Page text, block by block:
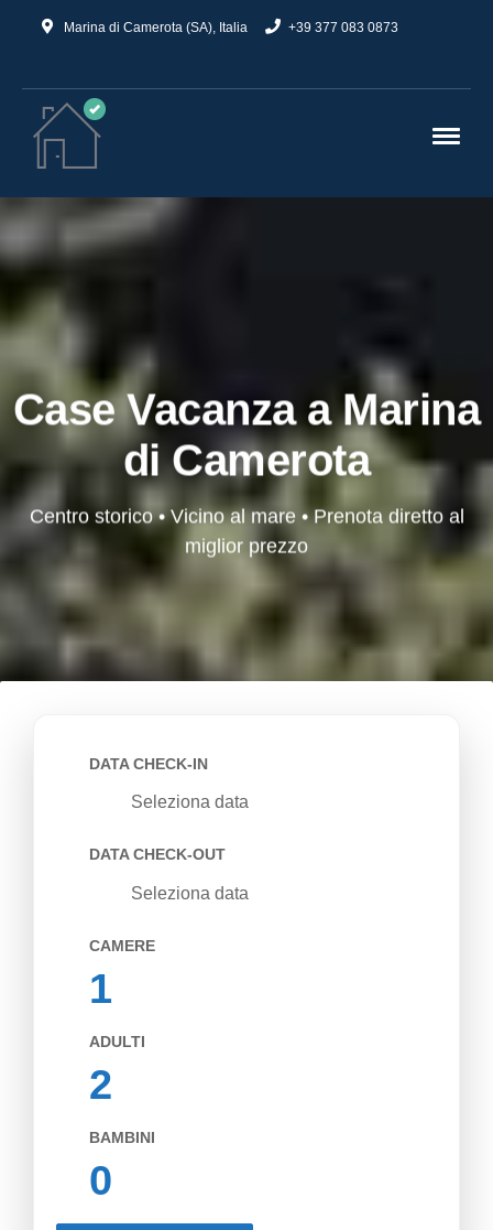
Marina di Camerota (SA), Italia +39 377 083 0873
Case Vacanza a Marina
di Camerota
Centro storico • Vicino al mare • Prenota diretto al
miglior prezzo
DATA CHECK-IN
Seleziona data
DATA CHECK-OUT
Seleziona data
CAMERE
1
ADULTI
2
BAMBINI
0